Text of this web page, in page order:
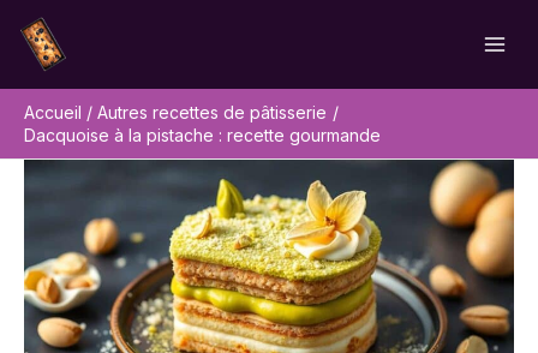
contenu
Accueil
Autres recettes de pâtisserie
Dacquoise à la pistache : recette gourmande
Rechercher